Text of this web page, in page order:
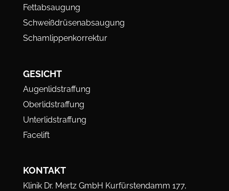
Fettabsaugung
Schweißdrüsenabsaugung
Schamlippenkorrektur
GESICHT
Augenlidstraffung
Oberlidstraffung
Unterlidstraffung
Facelift
KONTAKT
Klinik Dr. Mertz GmbH Kurfürstendamm 177,